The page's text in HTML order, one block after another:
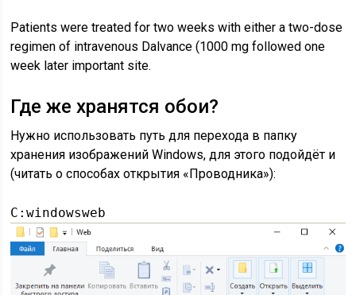
Patients were treated for two weeks with either a two-dose
regimen of intravenous Dalvance (1000 mg followed one
week later important site.
Где же хранятся обои?
Нужно использовать путь для перехода в папку
хранения изображений Windows, для этого подойдёт и
(читать о способах открытия «Проводника»):
C:windowsweb